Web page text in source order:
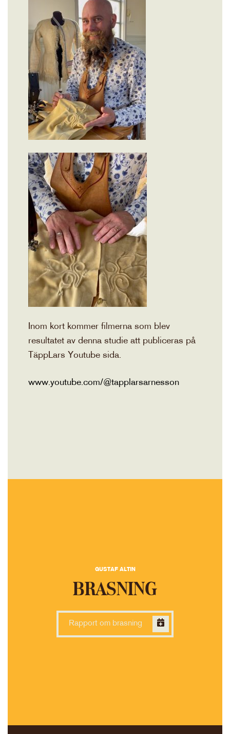
Inom kort kommer filmerna som blev
resultatet av denna studie att publiceras på
TäppLars Youtube sida.
www.youtube.com/@tapplarsarnesson
GUSTAF ALTIN
BRASNING
Rapport om brasning